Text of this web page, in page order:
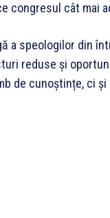
congresul cât mai
a speologilor din
reduse și
de cunoștințe, ci